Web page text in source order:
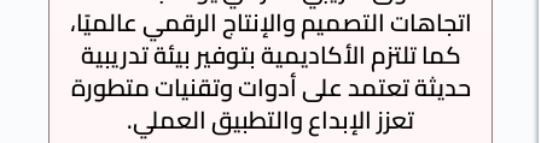
اتجاهات التصميم والإنتاج الرقمي عالميًا،
كما تلتزم الأكاديمية بتوفير بيئة تدريبية
حديثة تعتمد على أدوات وتقنيات متطورة
تعزز الإبداع والتطبيق العملي.